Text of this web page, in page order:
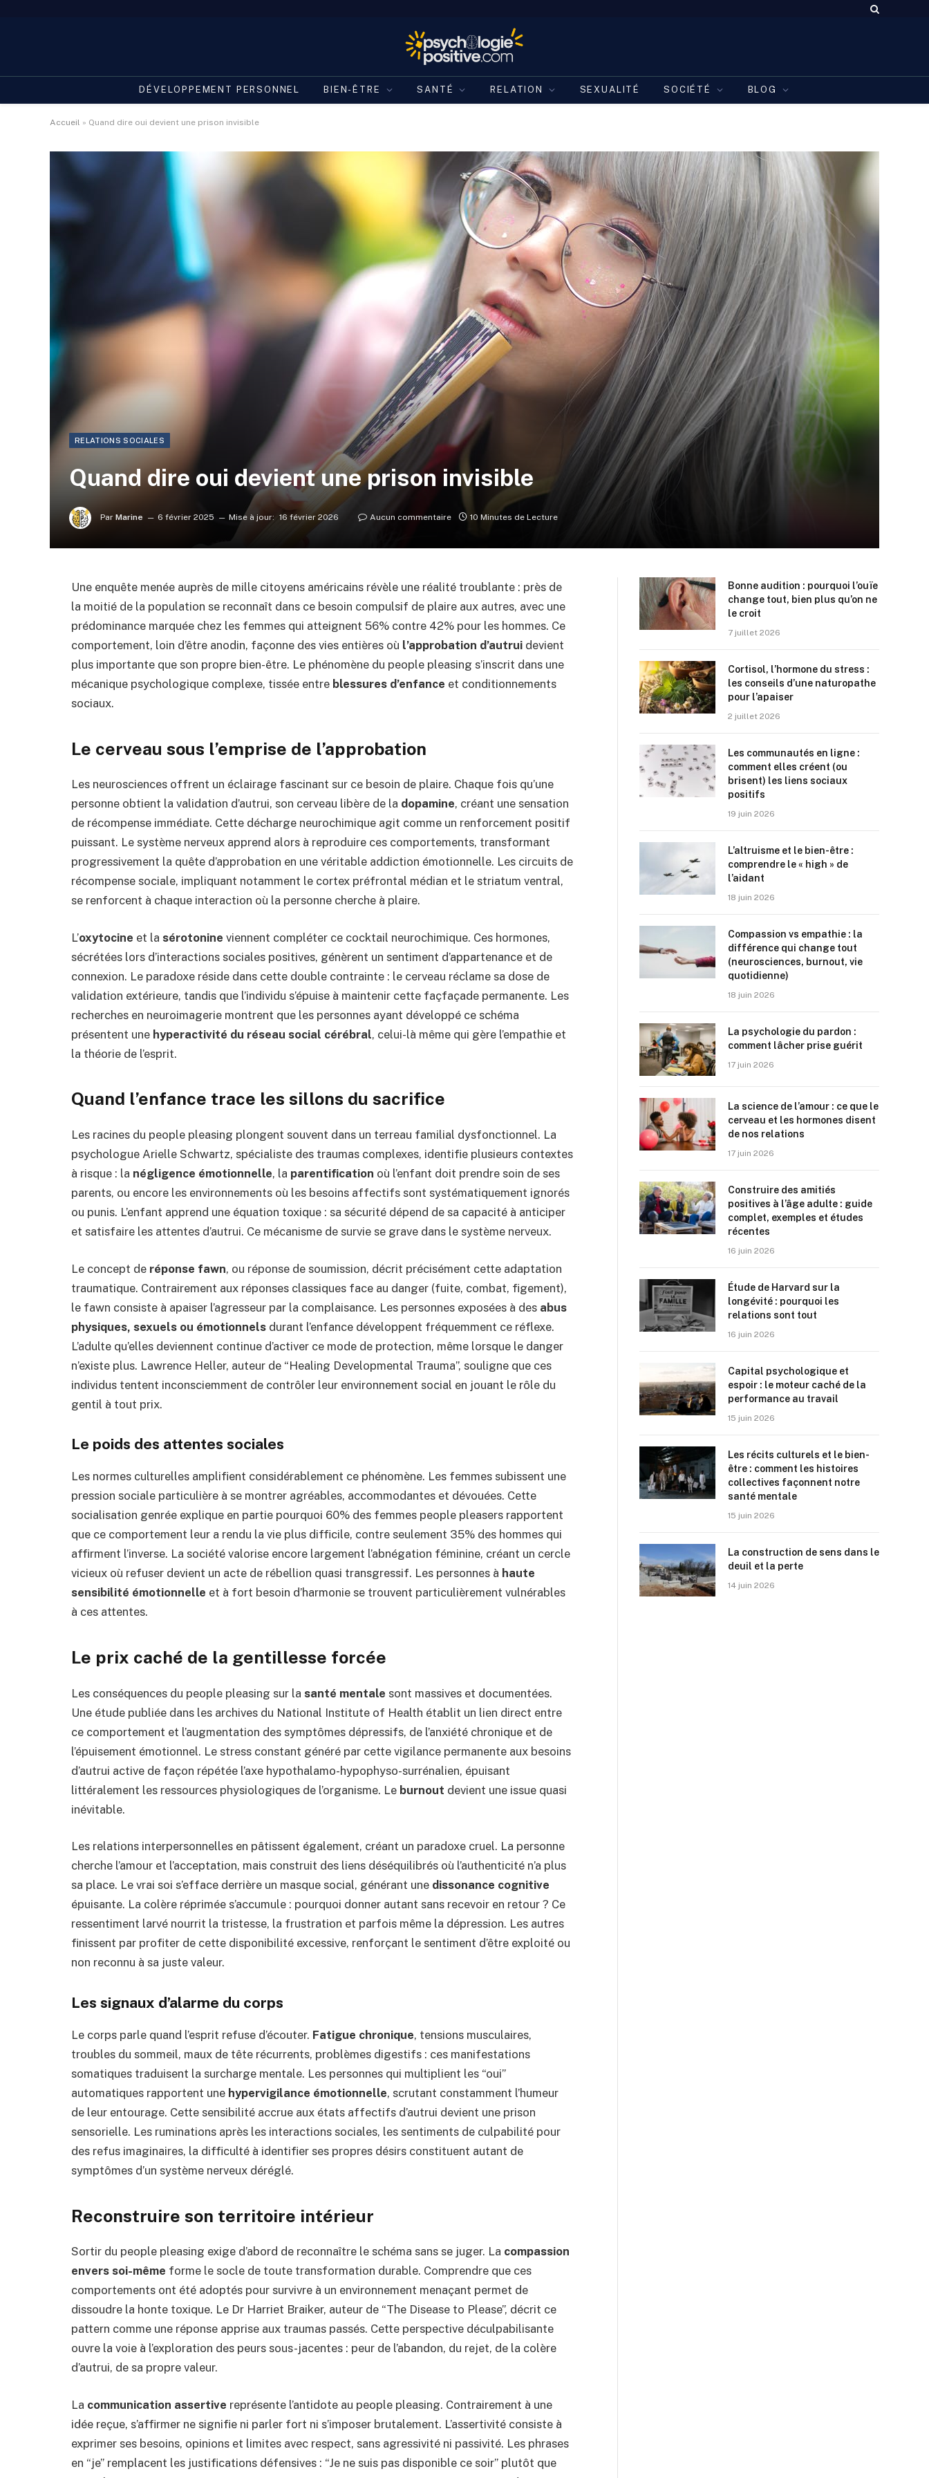
DÉVELOPPEMENT PERSONNEL BIEN-ÊTRE SANTÉ RELATION SEXUALITÉ SOCIÉTÉ BLOG
Accueil » Quand dire oui devient une prison invisible
RELATIONS SOCIALES
Quand dire oui devient une prison invisible
Par Marine 6 février 2025 Mise à jour: 16 février 2026 Aucun commentaire 10 Minutes de Lecture
Une enquête menée auprès de mille citoyens américains révèle une réalité troublante : près de
la moitié de la population se reconnaît dans ce besoin compulsif de plaire aux autres, avec une
prédominance marquée chez les femmes qui atteignent 56% contre 42% pour les hommes. Ce
comportement, loin d’être anodin, façonne des vies entières où l’approbation d’autrui devient
plus importante que son propre bien-être. Le phénomène du people pleasing s’inscrit dans une
mécanique psychologique complexe, tissée entre blessures d’enfance et conditionnements
sociaux.
Le cerveau sous l’emprise de l’approbation
Les neurosciences offrent un éclairage fascinant sur ce besoin de plaire. Chaque fois qu’une
personne obtient la validation d’autrui, son cerveau libère de la dopamine, créant une sensation
de récompense immédiate. Cette décharge neurochimique agit comme un renforcement positif
puissant. Le système nerveux apprend alors à reproduire ces comportements, transformant
progressivement la quête d’approbation en une véritable addiction émotionnelle. Les circuits de
récompense sociale, impliquant notamment le cortex préfrontal médian et le striatum ventral,
se renforcent à chaque interaction où la personne cherche à plaire.
L’oxytocine et la sérotonine viennent compléter ce cocktail neurochimique. Ces hormones,
sécrétées lors d’interactions sociales positives, génèrent un sentiment d’appartenance et de
connexion. Le paradoxe réside dans cette double contrainte : le cerveau réclame sa dose de
validation extérieure, tandis que l’individu s’épuise à maintenir cette façfaçade permanente. Les
recherches en neuroimagerie montrent que les personnes ayant développé ce schéma
présentent une hyperactivité du réseau social cérébral, celui-là même qui gère l’empathie et
la théorie de l’esprit.
Quand l’enfance trace les sillons du sacrifice
Les racines du people pleasing plongent souvent dans un terreau familial dysfonctionnel. La
psychologue Arielle Schwartz, spécialiste des traumas complexes, identifie plusieurs contextes
à risque : la négligence émotionnelle, la parentification où l’enfant doit prendre soin de ses
parents, ou encore les environnements où les besoins affectifs sont systématiquement ignorés
ou punis. L’enfant apprend une équation toxique : sa sécurité dépend de sa capacité à anticiper
et satisfaire les attentes d’autrui. Ce mécanisme de survie se grave dans le système nerveux.
Le concept de réponse fawn, ou réponse de soumission, décrit précisément cette adaptation
traumatique. Contrairement aux réponses classiques face au danger (fuite, combat, figement),
le fawn consiste à apaiser l’agresseur par la complaisance. Les personnes exposées à des abus
physiques, sexuels ou émotionnels durant l’enfance développent fréquemment ce réflexe.
L’adulte qu’elles deviennent continue d’activer ce mode de protection, même lorsque le danger
n’existe plus. Lawrence Heller, auteur de “Healing Developmental Trauma”, souligne que ces
individus tentent inconsciemment de contrôler leur environnement social en jouant le rôle du
gentil à tout prix.
Le poids des attentes sociales
Les normes culturelles amplifient considérablement ce phénomène. Les femmes subissent une
pression sociale particulière à se montrer agréables, accommodantes et dévouées. Cette
socialisation genrée explique en partie pourquoi 60% des femmes people pleasers rapportent
que ce comportement leur a rendu la vie plus difficile, contre seulement 35% des hommes qui
affirment l’inverse. La société valorise encore largement l’abnégation féminine, créant un cercle
vicieux où refuser devient un acte de rébellion quasi transgressif. Les personnes à haute
sensibilité émotionnelle et à fort besoin d’harmonie se trouvent particulièrement vulnérables
à ces attentes.
Le prix caché de la gentillesse forcée
Les conséquences du people pleasing sur la santé mentale sont massives et documentées.
Une étude publiée dans les archives du National Institute of Health établit un lien direct entre
ce comportement et l’augmentation des symptômes dépressifs, de l’anxiété chronique et de
l’épuisement émotionnel. Le stress constant généré par cette vigilance permanente aux besoins
d’autrui active de façon répétée l’axe hypothalamo-hypophyso-surrénalien, épuisant
littéralement les ressources physiologiques de l’organisme. Le burnout devient une issue quasi
inévitable.
Les relations interpersonnelles en pâtissent également, créant un paradoxe cruel. La personne
cherche l’amour et l’acceptation, mais construit des liens déséquilibrés où l’authenticité n’a plus
sa place. Le vrai soi s’efface derrière un masque social, générant une dissonance cognitive
épuisante. La colère réprimée s’accumule : pourquoi donner autant sans recevoir en retour ? Ce
ressentiment larvé nourrit la tristesse, la frustration et parfois même la dépression. Les autres
finissent par profiter de cette disponibilité excessive, renforçant le sentiment d’être exploité ou
non reconnu à sa juste valeur.
Les signaux d’alarme du corps
Le corps parle quand l’esprit refuse d’écouter. Fatigue chronique, tensions musculaires,
troubles du sommeil, maux de tête récurrents, problèmes digestifs : ces manifestations
somatiques traduisent la surcharge mentale. Les personnes qui multiplient les “oui”
automatiques rapportent une hypervigilance émotionnelle, scrutant constamment l’humeur
de leur entourage. Cette sensibilité accrue aux états affectifs d’autrui devient une prison
sensorielle. Les ruminations après les interactions sociales, les sentiments de culpabilité pour
des refus imaginaires, la difficulté à identifier ses propres désirs constituent autant de
symptômes d’un système nerveux déréglé.
Reconstruire son territoire intérieur
Sortir du people pleasing exige d’abord de reconnaître le schéma sans se juger. La compassion
envers soi-même forme le socle de toute transformation durable. Comprendre que ces
comportements ont été adoptés pour survivre à un environnement menaçant permet de
dissoudre la honte toxique. Le Dr Harriet Braiker, auteur de “The Disease to Please”, décrit ce
pattern comme une réponse apprise aux traumas passés. Cette perspective déculpabilisante
ouvre la voie à l’exploration des peurs sous-jacentes : peur de l’abandon, du rejet, de la colère
d’autrui, de sa propre valeur.
La communication assertive représente l’antidote au people pleasing. Contrairement à une
idée reçue, s’affirmer ne signifie ni parler fort ni s’imposer brutalement. L’assertivité consiste à
exprimer ses besoins, opinions et limites avec respect, sans agressivité ni passivité. Les phrases
en “je” remplacent les justifications défensives : “Je ne suis pas disponible ce soir” plutôt que
Bonne audition : pourquoi l’ouïe
change tout, bien plus qu’on ne
le croit
7 juillet 2026
Cortisol, l’hormone du stress :
les conseils d’une naturopathe
pour l’apaiser
2 juillet 2026
Les communautés en ligne :
comment elles créent (ou
brisent) les liens sociaux
positifs
19 juin 2026
L’altruisme et le bien-être :
comprendre le « high » de
l’aidant
18 juin 2026
Compassion vs empathie : la
différence qui change tout
(neurosciences, burnout, vie
quotidienne)
18 juin 2026
La psychologie du pardon :
comment lâcher prise guérit
17 juin 2026
La science de l’amour : ce que le
cerveau et les hormones disent
de nos relations
17 juin 2026
Construire des amitiés
positives à l’âge adulte : guide
complet, exemples et études
récentes
16 juin 2026
Étude de Harvard sur la
longévité : pourquoi les
relations sont tout
16 juin 2026
Capital psychologique et
espoir : le moteur caché de la
performance au travail
15 juin 2026
Les récits culturels et le bien-
être : comment les histoires
collectives façonnent notre
santé mentale
15 juin 2026
La construction de sens dans le
deuil et la perte
14 juin 2026